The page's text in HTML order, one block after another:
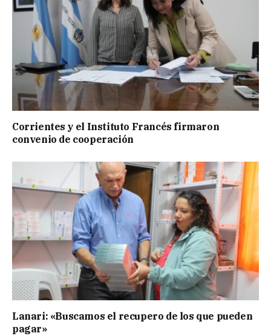
Corrientes y el Instituto Francés firmaron
convenio de cooperación
Lanari: «Buscamos el recupero de los que pueden
pagar»